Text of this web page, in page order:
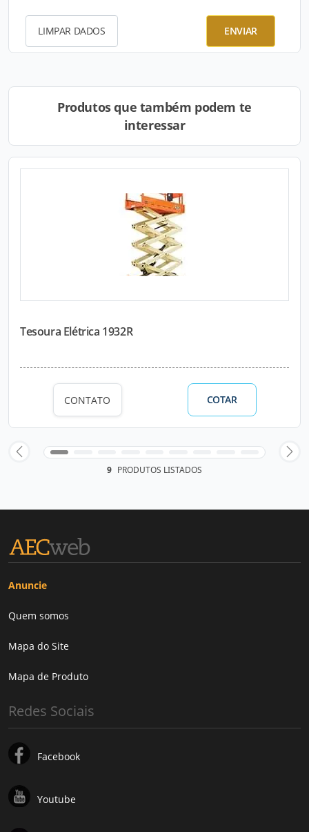
LIMPAR DADOS ENVIAR
Produtos que também podem te
interessar
Tesoura Elétrica 1932R
CONTATO COTAR
9 PRODUTOS LISTADOS
Anuncie
Quem somos
Mapa do Site
Mapa de Produto
Redes Sociais
Facebook
Youtube